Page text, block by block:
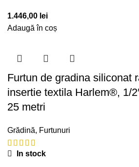
1.446,00 lei
Adaugă în coș
Furtun de gradina siliconat
insertie textila Harlem®, 1/
25 metri
Grădină, Furtunuri
In stock